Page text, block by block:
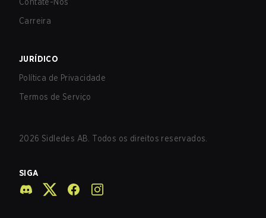
Carreira
JURÍDICO
Política de Privacidade
Termos de Serviço
2026 Sidledes AB. Todos os direitos reservados.
SIGA